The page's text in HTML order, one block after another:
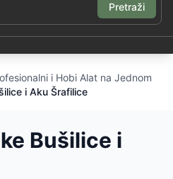
Pretraži
i Hobi Alat na Jednom
i Aku Šrafilice
Bušilice i